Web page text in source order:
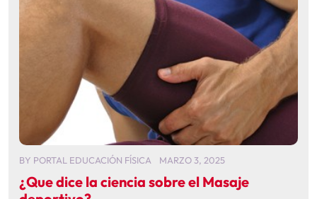
BY PORTAL EDUCACIÓN FÍSICA MARZO 3, 2025
¿Que dice la ciencia sobre el Masaje